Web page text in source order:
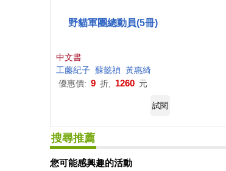
野貓軍團總動員(5冊)
中文書
工藤紀子 蘇懿禎 黃惠綺
優惠價: 9 折, 1260 元
試閱
搜尋推薦
您可能感興趣的活動